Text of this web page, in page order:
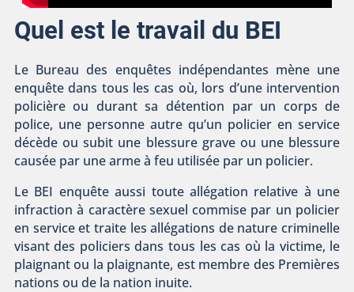
Quel est le travail du BEI
Le Bureau des enquêtes indépendantes mène une
enquête dans tous les cas où, lors d’une intervention
policière ou durant sa détention par un corps de
police, une personne autre qu’un policier en service
décède ou subit une blessure grave ou une blessure
causée par une arme à feu utilisée par un policier.
Le BEI enquête aussi toute allégation relative à une
infraction à caractère sexuel commise par un policier
en service et traite les allégations de nature criminelle
visant des policiers dans tous les cas où la victime, le
plaignant ou la plaignante, est membre des Premières
nations ou de la nation inuite.